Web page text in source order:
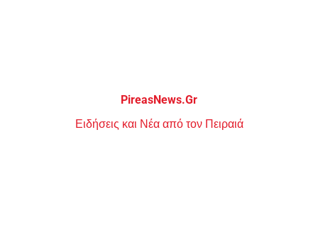
PireasNews.Gr
Ειδήσεις και Νέα από τον Πειραιά